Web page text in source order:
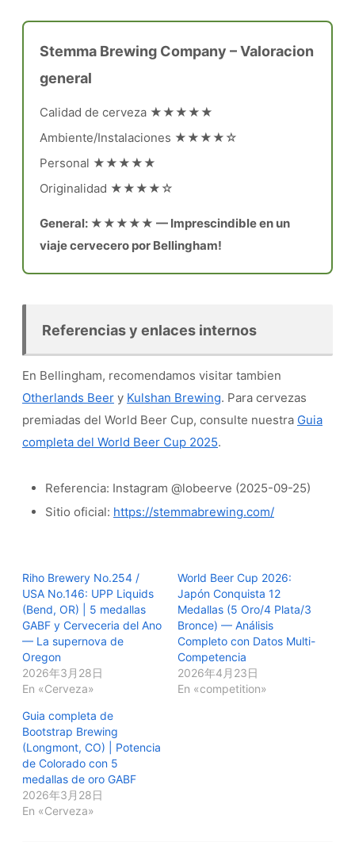
Stemma Brewing Company – Valoracion
general
Calidad de cerveza ★★★★★
Ambiente/Instalaciones ★★★★☆
Personal ★★★★★
Originalidad ★★★★☆
General: ★★★★★ — Imprescindible en un
viaje cervecero por Bellingham!
Referencias y enlaces internos
En Bellingham, recomendamos visitar tambien
Otherlands Beer y Kulshan Brewing. Para cervezas
premiadas del World Beer Cup, consulte nuestra Guia
completa del World Beer Cup 2025.
Referencia: Instagram @lobeerve (2025-09-25)
Sitio oficial: https://stemmabrewing.com/
Riho Brewery No.254 /
USA No.146: UPP Liquids
(Bend, OR) | 5 medallas
GABF y Cerveceria del Ano
— La supernova de
Oregon
2026年3月28日
En «Cerveza»
World Beer Cup 2026:
Japón Conquista 12
Medallas (5 Oro/4 Plata/3
Bronce) — Análisis
Completo con Datos Multi-
Competencia
2026年4月23日
En «competition»
Guia completa de
Bootstrap Brewing
(Longmont, CO) | Potencia
de Colorado con 5
medallas de oro GABF
2026年3月28日
En «Cerveza»